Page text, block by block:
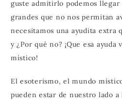
guste admitirlo podemos llegar
grandes que no nos permitan
necesitamos una ayudita extra
y ¿Por qué no? ¡Que esa ayuda
místico!
El esoterismo, el mundo
pueden estar de nuestro lado